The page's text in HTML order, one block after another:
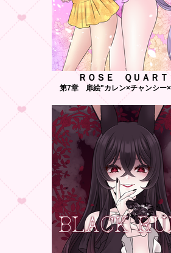
ＲＯＳＥ ＱＵＡＲＴ
第7章 扉絵"カレン×チャンシー